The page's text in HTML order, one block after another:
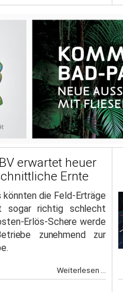
erwartet heuer
Ernte
könnten die Feld-Erträge
sogar richtig schlecht
Erlös-Schere werde
zunehmend zur
Weiterlesen ...